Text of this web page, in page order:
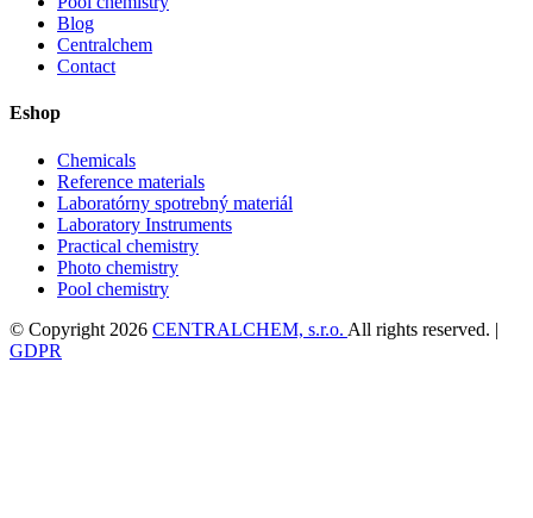
Blog
Centralchem
Contact
Eshop
Chemicals
Reference materials
Laboratórny spotrebný materiál
Laboratory Instruments
Practical chemistry
Photo chemistry
Pool chemistry
© Copyright 2026 CENTRALCHEM, s.r.o. All rights reserved. |
GDPR